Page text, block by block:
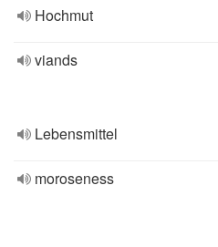
Hochmut
viands
Lebensmittel
moroseness